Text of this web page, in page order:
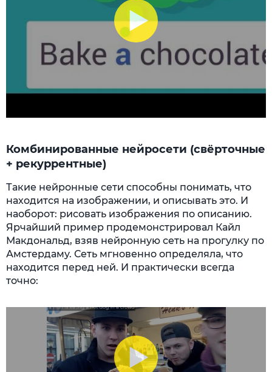
Комбинированные нейросети (свёрточные
+ рекуррентные)
Такие нейронные сети способны понимать, что
находится на изображении, и описывать это. И
наоборот: рисовать изображения по описанию.
Ярчайший пример продемонстрировал Кайл
Макдональд, взяв нейронную сеть на прогулку по
Амстердаму. Сеть мгновенно определяла, что
находится перед ней. И практически всегда
точно: